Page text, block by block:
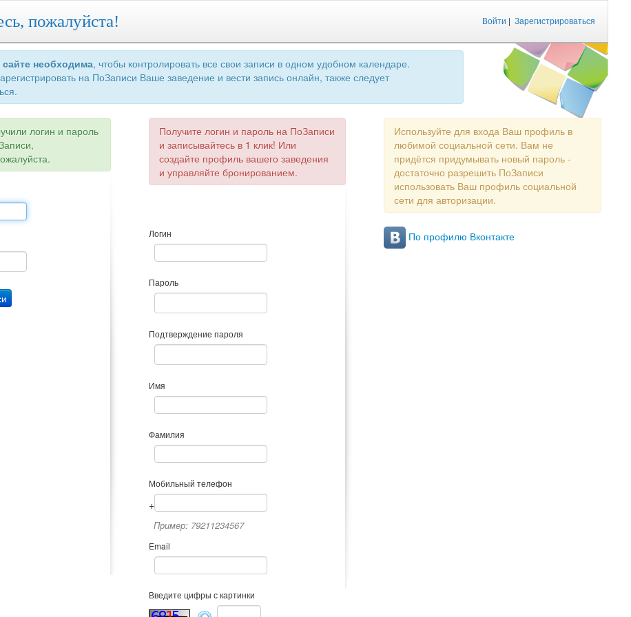
Войти | Зарегистрироваться
пожалуйста!
сайте необходима, чтобы контролировать все свои записи в одном удобном календаре.
на ПоЗаписи Ваше заведение и вести запись онлайн, также следует
логин и пароль
Получите логин и пароль на ПоЗаписи
и записывайтесь в 1 клик! Или
создайте профиль вашего заведения
и управляйте бронированием.
Логин
Пароль
Подтверждение пароля
Имя
Фамилия
Мобильный телефон
+
Пример: 79211234567
Email
Введите цифры с картинки
Используйте для входа Ваш профиль в
любимой социальной сети. Вам не
придётся придумывать новый пароль -
достаточно разрешить ПоЗаписи
использовать Ваш профиль социальной
сети для авторизации.
По профилю Вконтакте